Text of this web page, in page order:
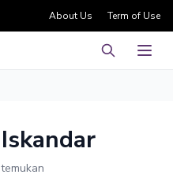
About Us Term of Use
Pencarian